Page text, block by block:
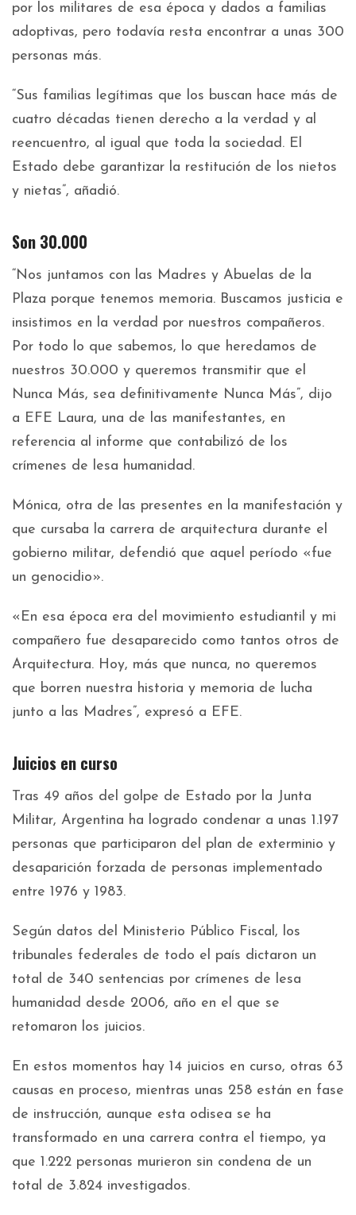
por los militares de esa época y dados a familias
adoptivas, pero todavía resta encontrar a unas 300
personas más.
“Sus familias legítimas que los buscan hace más de
cuatro décadas tienen derecho a la verdad y al
reencuentro, al igual que toda la sociedad. El
Estado debe garantizar la restitución de los nietos
y nietas”, añadió.
Son 30.000
“Nos juntamos con las Madres y Abuelas de la
Plaza porque tenemos memoria. Buscamos justicia e
insistimos en la verdad por nuestros compañeros.
Por todo lo que sabemos, lo que heredamos de
nuestros 30.000 y queremos transmitir que el
Nunca Más, sea definitivamente Nunca Más”, dijo
a EFE Laura, una de las manifestantes, en
referencia al informe que contabilizó de los
crímenes de lesa humanidad.
Mónica, otra de las presentes en la manifestación y
que cursaba la carrera de arquitectura durante el
gobierno militar, defendió que aquel período «fue
un genocidio».
«En esa época era del movimiento estudiantil y mi
compañero fue desaparecido como tantos otros de
Arquitectura. Hoy, más que nunca, no queremos
que borren nuestra historia y memoria de lucha
junto a las Madres”, expresó a EFE.
Juicios en curso
Tras 49 años del golpe de Estado por la Junta
Militar, Argentina ha logrado condenar a unas 1.197
personas que participaron del plan de exterminio y
desaparición forzada de personas implementado
entre 1976 y 1983.
Según datos del Ministerio Público Fiscal, los
tribunales federales de todo el país dictaron un
total de 340 sentencias por crímenes de lesa
humanidad desde 2006, año en el que se
retomaron los juicios.
En estos momentos hay 14 juicios en curso, otras 63
causas en proceso, mientras unas 258 están en fase
de instrucción, aunque esta odisea se ha
transformado en una carrera contra el tiempo, ya
que 1.222 personas murieron sin condena de un
total de 3.824 investigados.